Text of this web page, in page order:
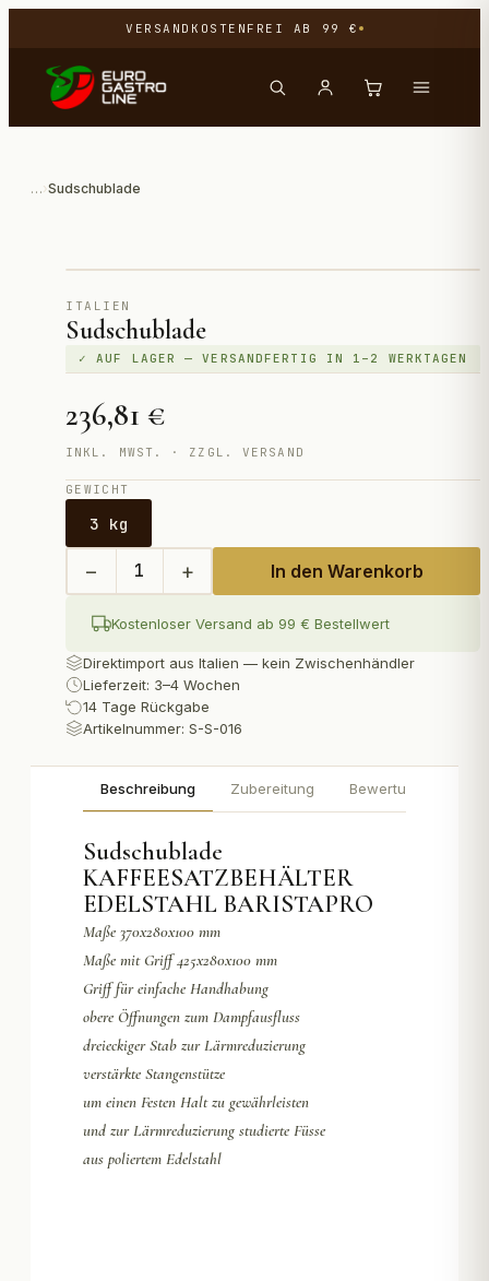
VERSANDKOSTENFREI AB 99 €
…›Sudschublade
ITALIEN
Sudschublade
✓ AUF LAGER — VERSANDFERTIG IN 1–2 WERKTAGEN
236,81 €
INKL. MWST. · ZZGL. VERSAND
GEWICHT
3 kg
− 1 + In den Warenkorb
Kostenloser Versand ab 99 € Bestellwert
Direktimport aus Italien — kein Zwischenhändler
Lieferzeit: 3–4 Wochen
14 Tage Rückgabe
Artikelnummer: S-S-016
Beschreibung Zubereitung Bewertungen
Sudschublade
KAFFEESATZBEHÄLTER
EDELSTAHL BARISTAPRO
Maße 370x280x100 mm
Maße mit Griff 425x280x100 mm
Griff für einfache Handhabung
obere Öffnungen zum Dampfausfluss
dreieckiger Stab zur Lärmreduzierung
verstärkte Stangenstütze
um einen Festen Halt zu gewährleisten
und zur Lärmreduzierung studierte Füsse
aus poliertem Edelstahl